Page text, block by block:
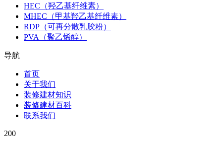
HEC（羟乙基纤维素）
MHEC（甲基羟乙基纤维素）
RDP（可再分散乳胶粉）
PVA（聚乙烯醇）
导航
首页
关于我们
装修建材知识
装修建材百科
联系我们
200